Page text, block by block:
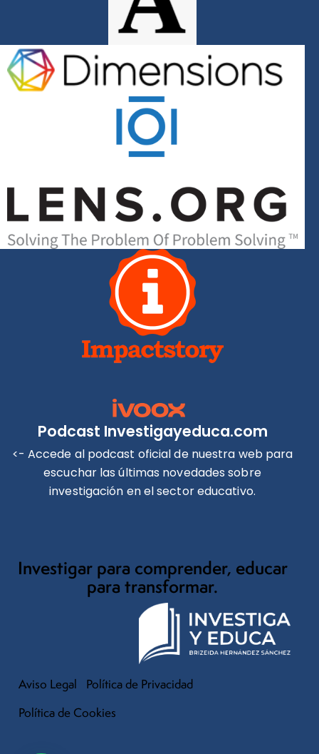
Podcast Investigayeduca.com
<- Accede al podcast oficial de nuestra web para
escuchar las últimas novedades sobre
investigación en el sector educativo.
Investigar para comprender, educar
para transformar.
Aviso Legal
Política de Privacidad
Política de Cookies